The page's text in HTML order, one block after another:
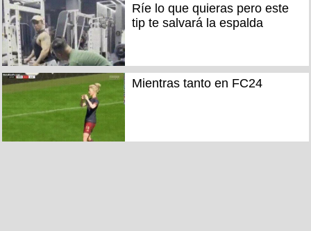
Ríe lo que quieras pero este
tip te salvará la espalda
Mientras tanto en FC24